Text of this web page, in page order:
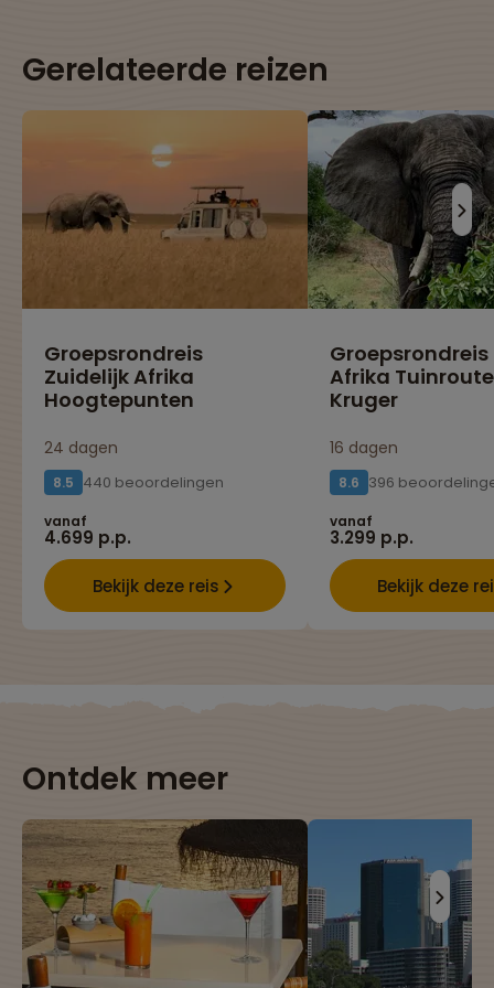
Gerelateerde reizen
Groepsrondreis
Zuidelijk Afrika
Hoogtepunten
24 dagen
8.5 440 beoordelingen
vanaf
4.699 p.p.
Bekijk deze reis
Afrika
Kruger
16 dagen
8.6 396
vanaf
3.299 p.p.
Bekijk deze
Ontdek meer